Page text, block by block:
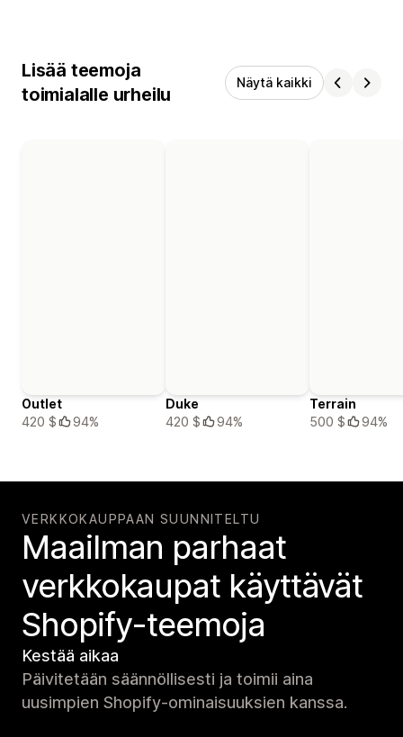
Lisää teemoja
toimialalle urheilu
Näytä kaikki
Outlet
420 $
94%
Duke
420 $
94%
Terrain
500 $
94%
VERKKOKAUPPAAN SUUNNITELTU
Maailman parhaat
verkko­kaupat käyttävät
Shopify-teemoja
Kestää aikaa
Päivitetään säännöllisesti ja toimii aina
uusimpien Shopify-ominaisuuksien kanssa.